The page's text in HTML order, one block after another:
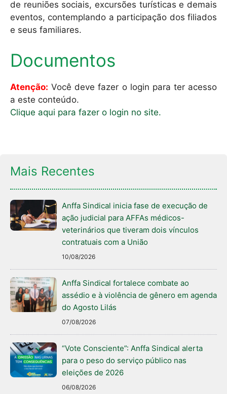
de reuniões sociais, excursões turísticas e demais
eventos, contemplando a participação dos filiados
e seus familiares.
Documentos
Atenção: Você deve fazer o login para ter acesso
a este conteúdo.
Clique aqui para fazer o login no site.
Mais Recentes
Anffa Sindical inicia fase de execução de
ação judicial para AFFAs médicos-
veterinários que tiveram dois vínculos
contratuais com a União
10/08/2026
Anffa Sindical fortalece combate ao
assédio e à violência de gênero em agenda
do Agosto Lilás
07/08/2026
“Vote Consciente”: Anffa Sindical alerta
para o peso do serviço público nas
eleições de 2026
06/08/2026